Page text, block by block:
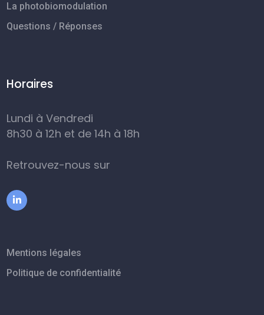
La photobiomodulation
Questions / Réponses
Horaires
Lundi à Vendredi
8h30 à 12h et de 14h à 18h
Retrouvez-nous sur
Mentions légales
Politique de confidentialité